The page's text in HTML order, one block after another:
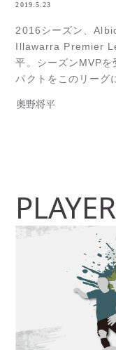
2019.5.23
2016シーズン、
Illawarra Premier
平。シーズンMVPを
パクトをこのリーグ
クラブが、彼との契
奥野将平